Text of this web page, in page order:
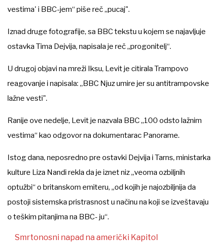
vestima' i BBC-jem“ piše reč „pucaj".
Iznad druge fotografije, sa BBC tekstu u kojem se najavljuje
ostavka Tima Dejvija, napisala je reč „progonitelj“.
U drugoj objavi na mreži Iksu, Levit je citirala Trampovo
reagovanje i napisala: „BBC Njuz umire jer su antitrampovske
lažne vesti".
Ranije ove nedelje, Levit je nazvala BBC „100 odsto lažnim
vestima“ kao odgovor na dokumentarac Panorame.
Istog dana, neposredno pre ostavki Dejvija i Tarns, ministarka
kulture Liza Nandi rekla da je iznet niz „veoma ozbiljnih
optužbi“ o britanskom emiteru, „od kojih je najozbiljnija da
postoji sistemska pristrasnost u načinu na koji se izveštavaju
o teškim pitanjima na BBC- ju“.
Smrtonosni napad na američki Kapitol